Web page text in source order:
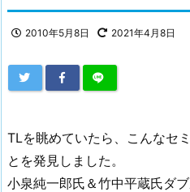
2010年5月8日 2021年4月8日
TLを眺めていたら、こんなセ
とを発見しました。
小泉純一郎氏＆竹中平蔵氏ダ